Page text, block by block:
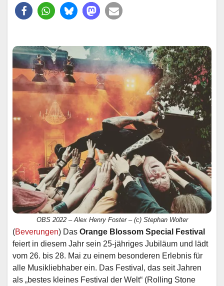
OBS 2022 – Alex Henry Foster – (c) Stephan Wolter
(Beverungen) Das Orange Blossom Special Festival
feiert in diesem Jahr sein 25-jähriges Jubiläum und lädt
vom 26. bis 28. Mai zu einem besonderen Erlebnis für
alle Musikliebhaber ein. Das Festival, das seit Jahren
als „bestes kleines Festival der Welt“ (Rolling Stone